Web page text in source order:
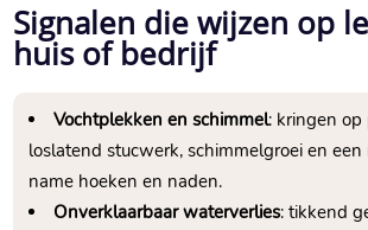
Signalen die wijzen op
huis of bedrijf
Vochtplekken en schimmel: kringen
loslatend stucwerk, schimmelgroei en
name hoeken en naden.​
Onverklaarbaar waterverlies: tikkend